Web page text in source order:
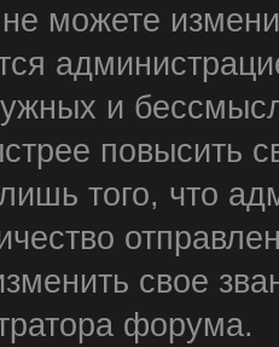
можете
и
повысить
того, что
свое
форума.